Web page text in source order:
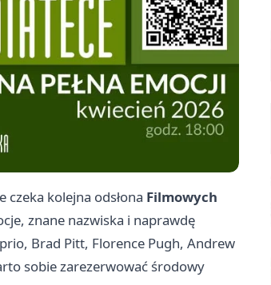
kolejna odsłona Filmowych
znane nazwiska i naprawdę
Brad Pitt, Florence Pugh, Andrew
sobie zarezerwować środowy